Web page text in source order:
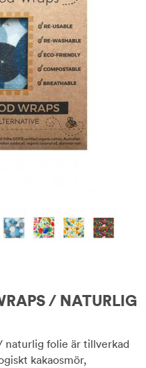
/ NATURLIG
naturlig folie är tillverkad
kakaosmör,